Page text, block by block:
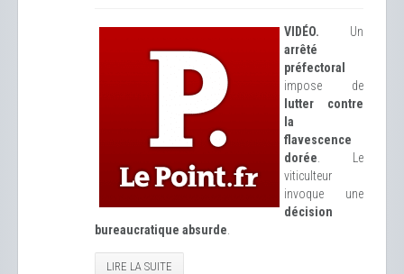
VIDÉO. Un
arrêté
préfectoral
impose de
lutter contre
la
flavescence
dorée . Le
viticulteur
invoque une
décision
bureaucratique absurde
LIRE LA SUITE